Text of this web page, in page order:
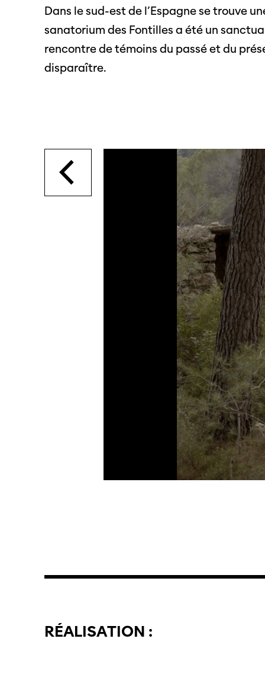
Programmes
précédents
Médias
Dans le sud-est de l’Espagne se trouve
sanatorium des Fontilles a été un
rencontre de témoins du passé et du
disparaître.
RÉALISATION :